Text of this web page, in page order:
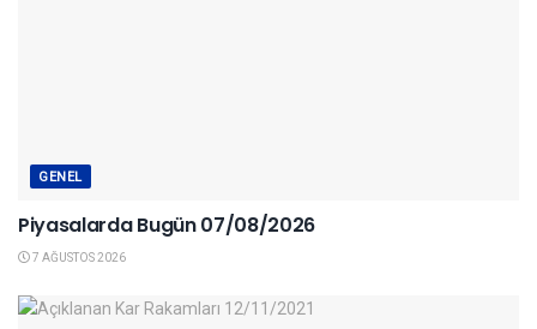
GENEL
Piyasalarda Bugün 07/08/2026
7 AĞUSTOS 2026